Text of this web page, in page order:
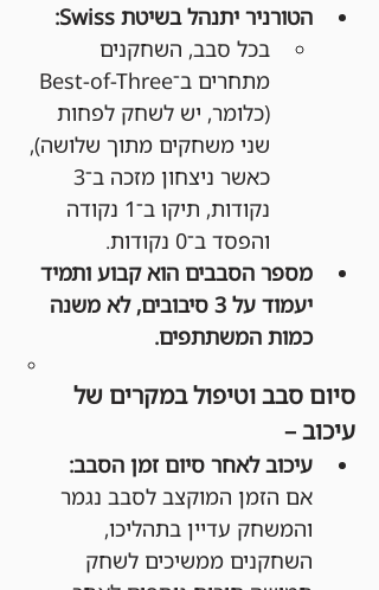
הטורניר יתנהל בשיטת Swiss:
בכל סבב, השחקנים
(כלומר, יש לשחק לפחות
שני משחקים מתוך שלושה),
נקודות, תיקו ב־1 נקודה
והפסד ב־0 נקודות.
מספר הסבבים הוא קבוע ותמיד
יעמוד על 3 סיבובים, לא משנה
כמות המשתתפים.
סיום סבב וטיפול במקרים של
עיכוב –
עיכוב לאחר סיום זמן הסבב:
אם הזמן המוקצב לסבב נגמר
והמשחק עדיין בתהליכו,
השחקנים ממשיכים לשחק